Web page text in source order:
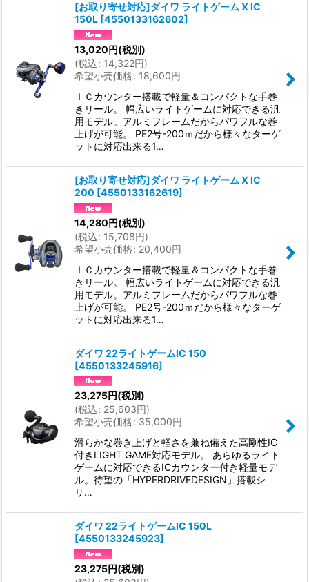
[お取り寄せ対応]ダイワ ライトゲーム X IC
150L [4550133162602]
13,020円(税別)
(税込: 14,322円)
希望小売価格: 18,600円
ＩＣカウンター搭載で軽量＆コンパクトな手巻
きリール。 幅広いライトゲームに対応できる汎
用モデル。アルミフレームだからパワフルな巻
上げが可能。 PE2号-200ｍだから様々なターゲ
ットに対応出来る1…
[お取り寄せ対応]ダイワ ライトゲーム X IC
200 [4550133162619]
14,280円(税別)
(税込: 15,708円)
希望小売価格: 20,400円
ＩＣカウンター搭載で軽量＆コンパクトな手巻
きリール。 幅広いライトゲームに対応できる汎
用モデル。アルミフレームだからパワフルな巻
上げが可能。 PE2号-200ｍだから様々なターゲ
ットに対応出来る1…
ダイワ 22ライトゲームIC 150
[4550133245916]
23,275円(税別)
(税込: 25,603円)
希望小売価格: 35,000円
滑らかな巻き上げと軽さを兼ね備えた高剛性IC
付きLIGHT GAME対応モデル。 あらゆるライト
ゲームに対応できるICカウンター付き軽量モデ
ル。待望の「HYPERDRIVEDESIGN」搭載シ
リ…
ダイワ 22ライトゲームIC 150L
[4550133245923]
23,275円(税別)